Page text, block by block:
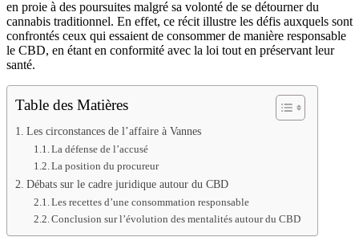
en proie à des poursuites malgré sa volonté de se détourner du
cannabis traditionnel. En effet, ce récit illustre les défis auxquels sont
confrontés ceux qui essaient de consommer de manière responsable
le CBD, en étant en conformité avec la loi tout en préservant leur
santé.
Table des Matières
Les circonstances de l’affaire à Vannes
La défense de l’accusé
La position du procureur
Débats sur le cadre juridique autour du CBD
Les recettes d’une consommation responsable
Conclusion sur l’évolution des mentalités autour du CBD